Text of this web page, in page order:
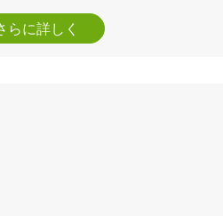
らに詳しく